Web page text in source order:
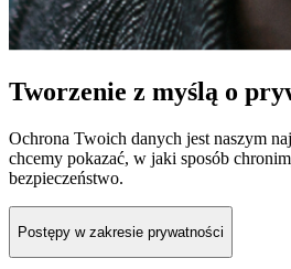
Tworzenie z myślą o
Ochrona Twoich danych jest naszym
chcemy pokazać, w jaki sposób
bezpieczeństwo.
Postępy w zakresie prywatności